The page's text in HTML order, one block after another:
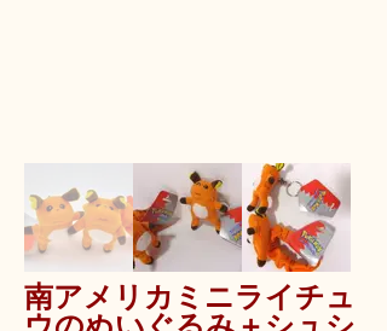
南アメリカミニライチュ